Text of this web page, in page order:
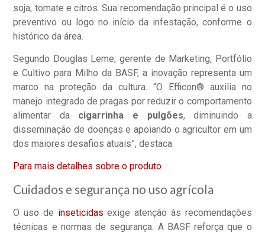
soja, tomate e citros. Sua recomendação principal é o uso
preventivo ou logo no início da infestação, conforme o
histórico da área.
Segundo Douglas Leme, gerente de Marketing, Portfólio
e Cultivo para Milho da BASF, a inovação representa um
marco na proteção da cultura. “O Efficon® auxilia no
manejo integrado de pragas por reduzir o comportamento
alimentar da cigarrinha e pulgões, diminuindo a
disseminação de doenças e apoiando o agricultor em um
dos maiores desafios atuais”, destaca.
Para mais detalhes sobre o produto
Cuidados e segurança no uso agrícola
O uso de inseticidas exige atenção às recomendações
técnicas e normas de segurança. A BASF reforça que o